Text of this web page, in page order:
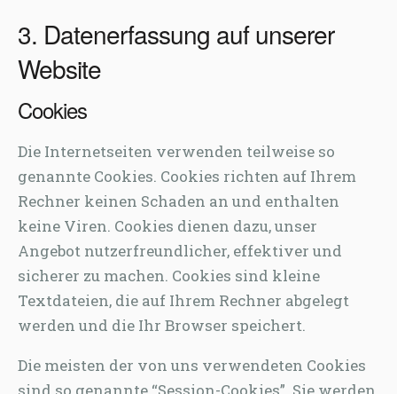
3. Datenerfassung auf unserer
Website
Cookies
Die Internetseiten verwenden teilweise so
genannte Cookies. Cookies richten auf Ihrem
Rechner keinen Schaden an und enthalten
keine Viren. Cookies dienen dazu, unser
Angebot nutzerfreundlicher, effektiver und
sicherer zu machen. Cookies sind kleine
Textdateien, die auf Ihrem Rechner abgelegt
werden und die Ihr Browser speichert.
Die meisten der von uns verwendeten Cookies